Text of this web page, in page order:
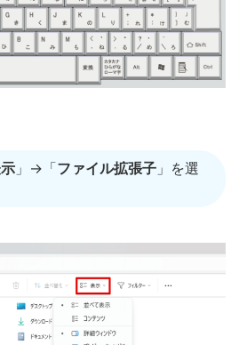
」→「ファイル拡張子 」を選